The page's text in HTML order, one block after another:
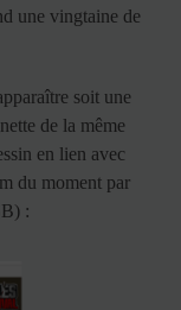
une vingtaine de
soit une
de la même
en lien avec
du moment par
: